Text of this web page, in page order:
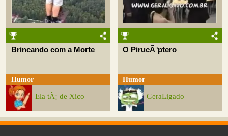
Brincando com a Morte
Humor
Ela tÃ¡ de Xico
O PirucÃ³ptero
Humor
GeraLigado